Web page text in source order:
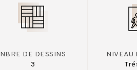
NBRE DE DESSINS
3
NIVEAU